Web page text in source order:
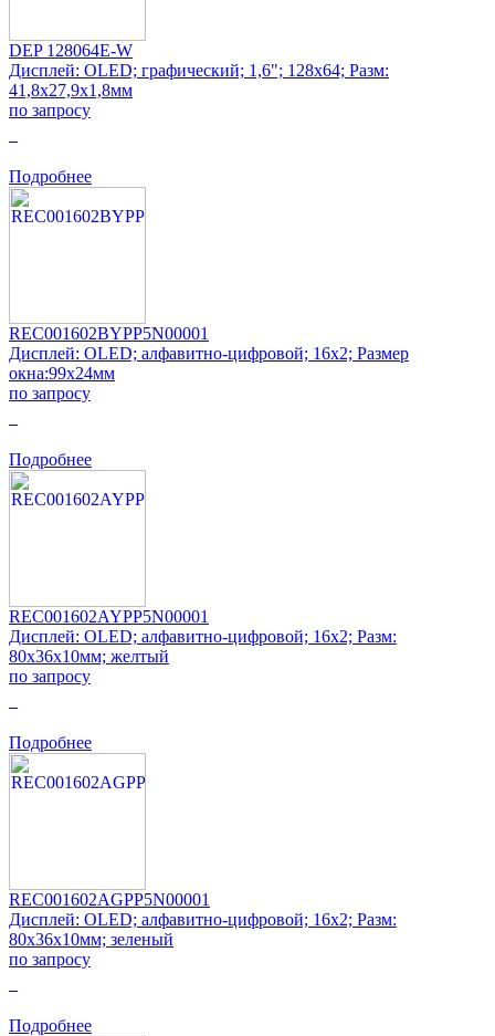
DEP 128064E-W
Дисплей: OLED; графический; 1,6"; 128x64; Разм:
41,8x27,9x1,8мм
по запросу
Подробнее
REC001602BYPP5N00001
Дисплей: OLED; алфавитно-цифровой; 16x2; Размер
окна:99x24мм
по запросу
Подробнее
REC001602AYPP5N00001
Дисплей: OLED; алфавитно-цифровой; 16x2; Разм:
80x36x10мм; желтый
по запросу
Подробнее
REC001602AGPP5N00001
Дисплей: OLED; алфавитно-цифровой; 16x2; Разм:
80x36x10мм; зеленый
по запросу
Подробнее